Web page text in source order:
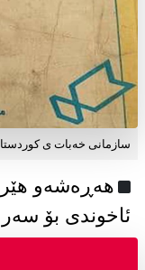
سازمانی خەبات ی
هەڕەشەو
ئاخوندی بۆ